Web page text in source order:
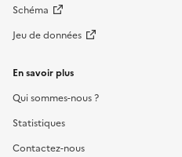
Schéma
Jeu de données
En savoir plus
Qui sommes-nous ?
Statistiques
Contactez-nous